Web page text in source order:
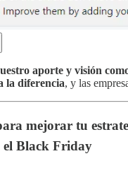
aporte y visión
la diferencia, y las
mejorar tu
el Black Friday